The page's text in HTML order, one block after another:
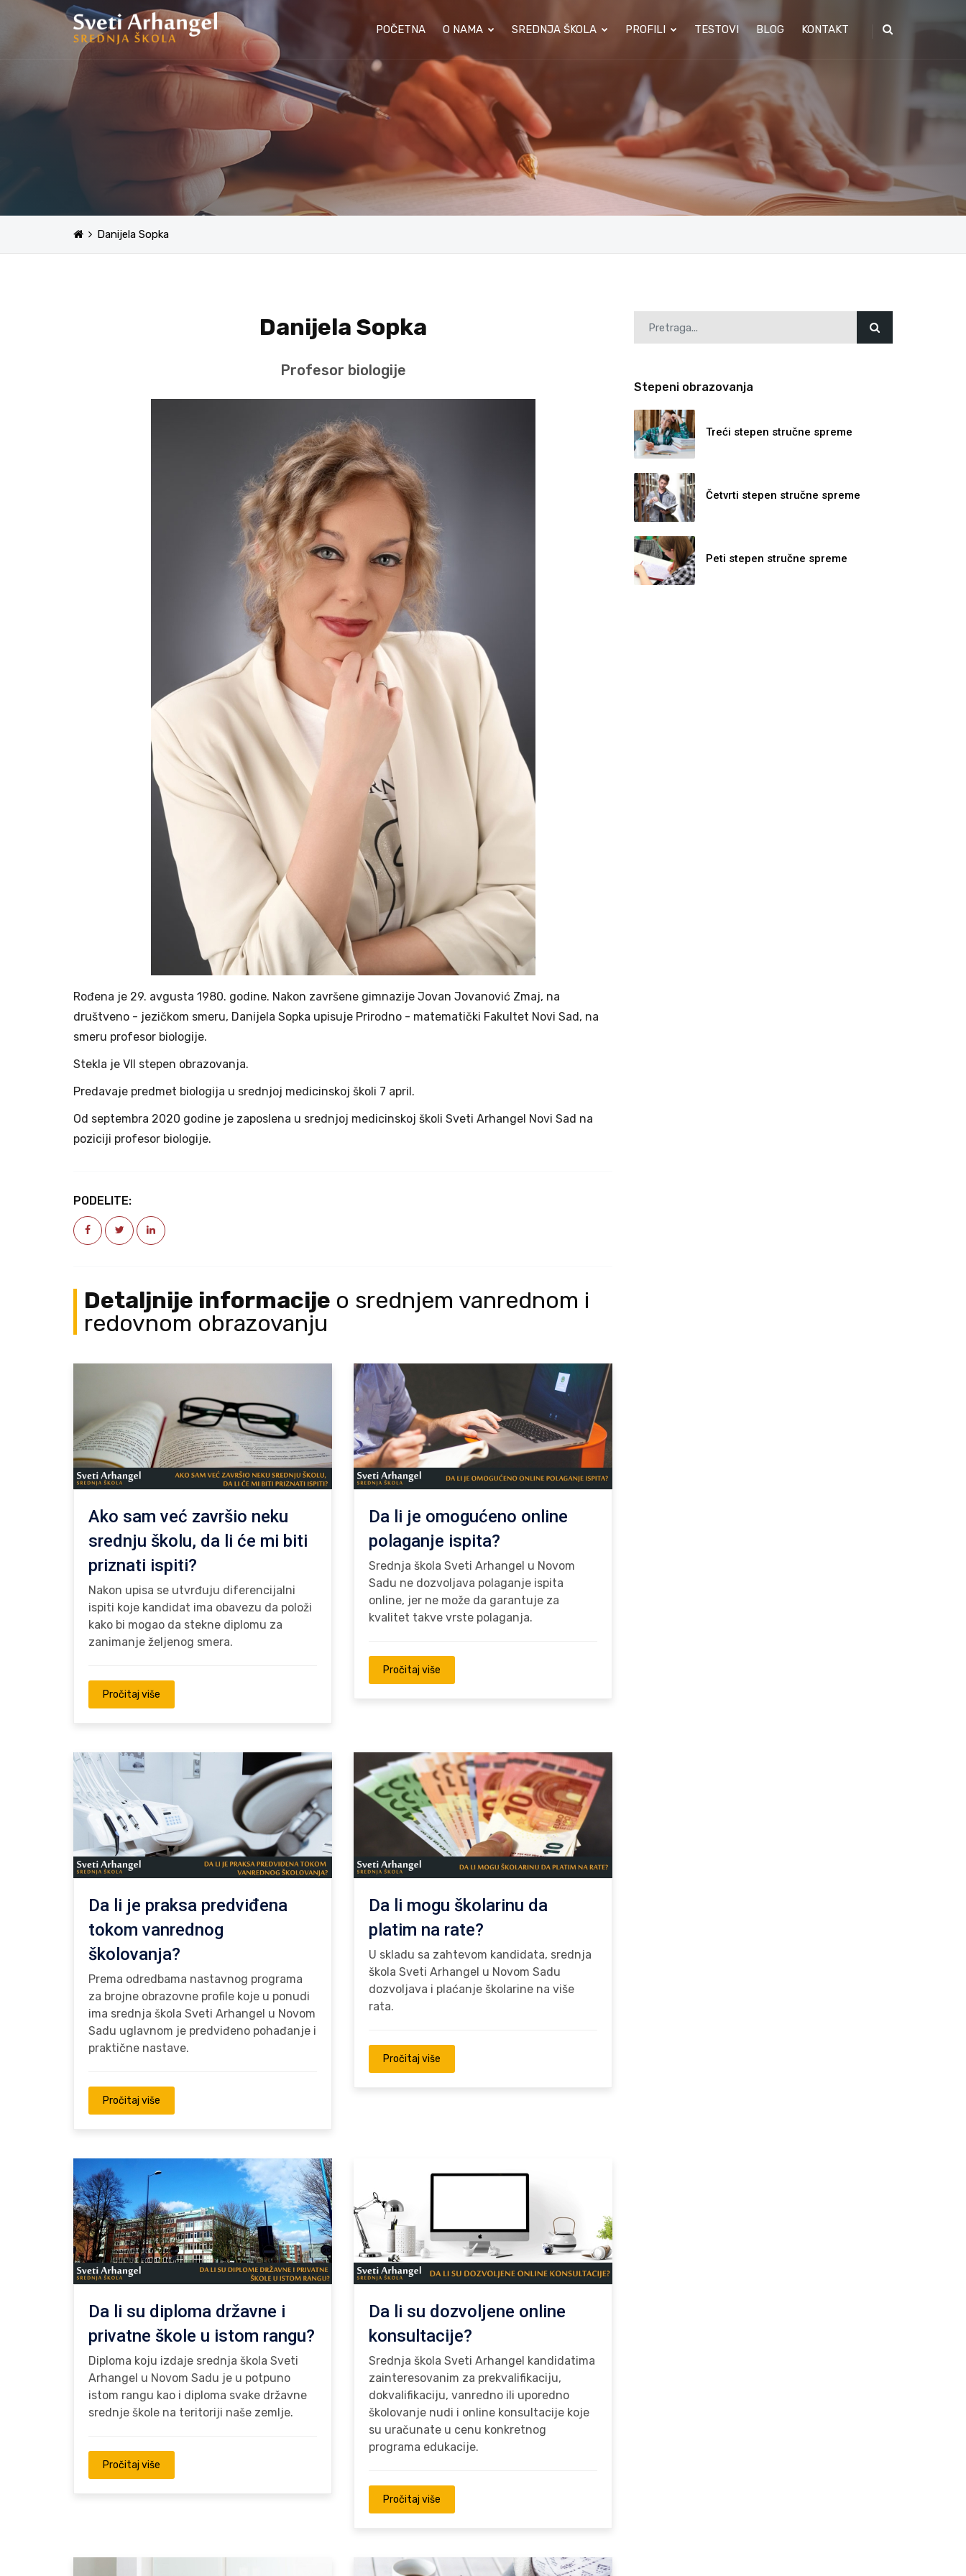
POČETNA O NAMA SREDNJA ŠKOLA PROFILI TESTOVI BLOG KONTAKT
Danijela Sopka
Danijela Sopka
Profesor biologije
Rođena je 29. avgusta 1980. godine. Nakon završene gimnazije Jovan Jovanović Zmaj, na
društveno - jezičkom smeru, Danijela Sopka upisuje Prirodno - matematički Fakultet Novi Sad, na
smeru profesor biologije.
Stekla je VII stepen obrazovanja.
Predavaje predmet biologija u srednjoj medicinskoj školi 7 april.
Od septembra 2020 godine je zaposlena u srednjoj medicinskoj školi Sveti Arhangel Novi Sad na
poziciji profesor biologije.
PODELITE:
Detaljnije informacije o srednjem vanrednom i
redovnom obrazovanju
Ako sam već završio neku
srednju školu, da li će mi biti
priznati ispiti?
Nakon upisa se utvrđuju diferencijalni
ispiti koje kandidat ima obavezu da položi
kako bi mogao da stekne diplomu za
zanimanje željenog smera.
Pročitaj više
Da li je omogućeno online
polaganje ispita?
Srednja škola Sveti Arhangel u Novom
Sadu ne dozvoljava polaganje ispita
online, jer ne može da garantuje za
kvalitet takve vrste polaganja.
Pročitaj više
Da li je praksa predviđena
tokom vanrednog
školovanja?
Prema odredbama nastavnog programa
za brojne obrazovne profile koje u ponudi
ima srednja škola Sveti Arhangel u Novom
Sadu uglavnom je predviđeno pohađanje i
praktične nastave.
Pročitaj više
Da li mogu školarinu da
platim na rate?
U skladu sa zahtevom kandidata, srednja
škola Sveti Arhangel u Novom Sadu
dozvoljava i plaćanje školarine na više
rata.
Pročitaj više
Da li su diploma državne i
privatne škole u istom rangu?
Diploma koju izdaje srednja škola Sveti
Arhangel u Novom Sadu je u potpuno
istom rangu kao i diploma svake državne
srednje škole na teritoriji naše zemlje.
Pročitaj više
Da li su dozvoljene online
konsultacije?
Srednja škola Sveti Arhangel kandidatima
zainteresovanim za prekvalifikaciju,
dokvalifikaciju, vanredno ili uporedno
školovanje nudi i online konsultacije koje
su uračunate u cenu konkretnog
programa edukacije.
Pročitaj više
Stepeni obrazovanja
Treći stepen stručne spreme
Četvrti stepen stručne spreme
Peti stepen stručne spreme